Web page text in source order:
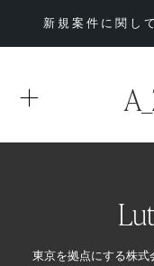
新規案件に関し
東京を拠点にする株